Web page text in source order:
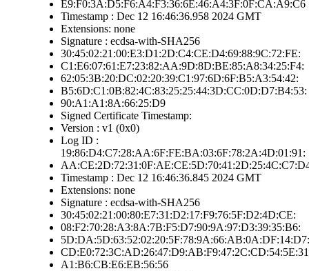
E9:F0:3A:D5:F6:A4:F3:36:6E:46:A4:3F:0F:CA:A9:C6
Timestamp : Dec 12 16:46:36.958 2024 GMT
Extensions: none
Signature : ecdsa-with-SHA256
30:45:02:21:00:E3:D1:2D:C4:CE:D4:69:88:9C:72:FE:
C1:E6:07:61:E7:23:82:AA:9D:8D:BE:85:A8:34:25:F4:
62:05:3B:20:DC:02:20:39:C1:97:6D:6F:B5:A3:54:42:
B5:6D:C1:0B:82:4C:83:25:25:44:3D:CC:0D:D7:B4:53:
90:A1:A1:8A:66:25:D9
Signed Certificate Timestamp:
Version : v1 (0x0)
Log ID :
19:86:D4:C7:28:AA:6F:FE:BA:03:6F:78:2A:4D:01:91:
Timestamp : Dec 12 16:46:36.845 2024 GMT
Extensions: none
Signature : ecdsa-with-SHA256
30:45:02:21:00:80:E7:31:D2:17:F9:76:5F:D2:4D:CE:
08:F2:70:28:A3:8A:7B:F5:D7:90:9A:97:D3:39:35:B6:
5D:DA:5D:63:52:02:20:5F:78:9A:66:AB:0A:DF:14:D7:
A1:B6:CB:E6:EB:56:56